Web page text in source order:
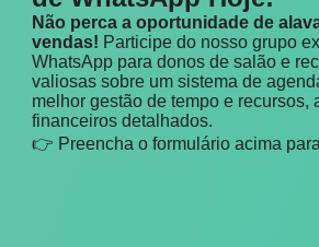
Não perca a oportunidade de
vendas! Participe do nosso grupo
WhatsApp para donos de salão e
valiosas sobre um sistema de
melhor gestão de tempo e recursos,
financeiros detalhados.
👉 Preencha o formulário acima